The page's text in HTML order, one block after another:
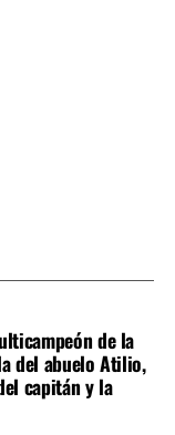
de la
del abuelo Atilio,
capitán y la